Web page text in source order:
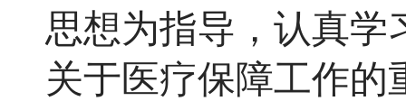
思想为指导，认真学
关于医疗保障工作的